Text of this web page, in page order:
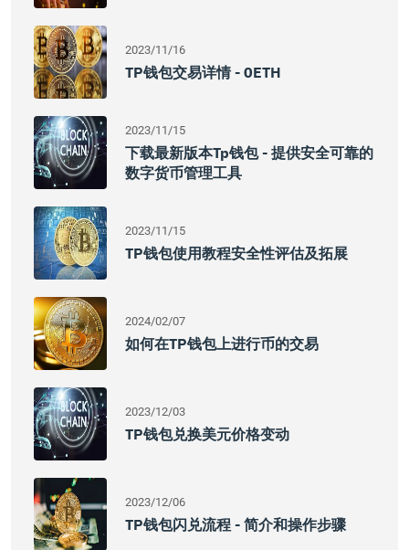
2023/11/16
TP钱包交易详情 - 0ETH
2023/11/15
下载最新版本tp钱包 - 提供安全可靠的
数字货币管理工具
2023/11/15
TP钱包使用教程安全性评估及拓展
2024/02/07
如何在TP钱包上进行币的交易
2023/12/03
TP钱包兑换美元价格变动
2023/12/06
TP钱包闪兑流程 - 简介和操作步骤